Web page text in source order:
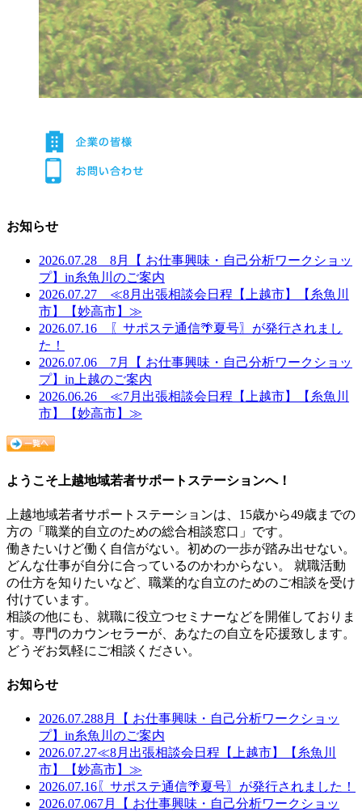
お知らせ
2026.07.28 8月【 お仕事興味・自己分析ワークショッ
プ】in糸魚川のご案内
2026.07.27 ≪8月出張相談会日程【上越市】【糸魚川
市】【妙高市】≫
2026.07.16 〖サポステ通信🌴夏号〗が発行されまし
た！
2026.07.06 7月【 お仕事興味・自己分析ワークショッ
プ】in上越のご案内
2026.06.26 ≪7月出張相談会日程【上越市】【糸魚川
市】【妙高市】≫
ようこそ上越地域若者サポートステーションへ！
上越地域若者サポートステーションは、15歳から49歳までの
方の「職業的自立のための総合相談窓口」です。
働きたいけど働く自信がない。初めの一歩が踏み出せない。
どんな仕事が自分に合っているのかわからない。 就職活動
の仕方を知りたいなど、職業的な自立のためのご相談を受け
付けています。
相談の他にも、就職に役立つセミナーなどを開催しておりま
す。専門のカウンセラーが、あなたの自立を応援致します。
どうぞお気軽にご相談ください。
お知らせ
2026.07.288月【 お仕事興味・自己分析ワークショッ
プ】in糸魚川のご案内
2026.07.27≪8月出張相談会日程【上越市】【糸魚川
市】【妙高市】≫
2026.07.16 〖サポステ通信🌴夏号〗が発行されました！
2026.07.067月【 お仕事興味・自己分析ワークショッ